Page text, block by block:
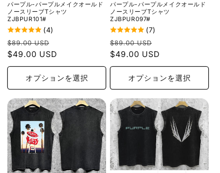
パープル-パープルメイクオールド
ノースリーブTシャツ
ZJBPUR101#
(4)
通
常
価
$89.00 USD
ー
ル
価
格
$49.00 USD
オプションを選択
パープル-パープルメイクオールド
ノースリーブTシャツ
ZJBPUR097#
(7)
通
常
価
$89.00 USD
ー
ル
価
格
$49.00 USD
オプションを選択